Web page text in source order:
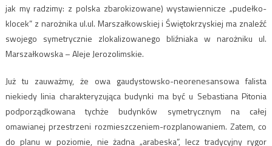
jak my radzimy: z polska zbarokizowane) wystawiennicze „pudełko-
klocek” z narożnika ul.ul. Marszałkowskiej i Świętokrzyskiej ma znaleźć
swojego symetrycznie zlokalizowanego bliźniaka w narożniku ul.
Marszałkowska – Aleje Jerozolimskie.
Już tu zauważmy, że owa gaudystowsko-neorenesansowa falista
niekiedy linia charakteryzująca budynki ma być u Sebastiana Pitonia
podporządkowana tychże budynków symetrycznym na całej
omawianej przestrzeni rozmieszczeniem-rozplanowaniem. Zatem, co
do planu w poziomie, nie żadna „arabeska”, lecz tradycyjny rygor